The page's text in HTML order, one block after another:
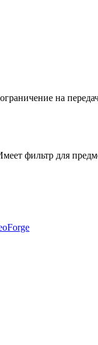
на
фильтр для